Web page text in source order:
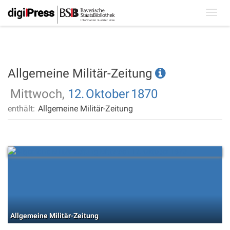
Allgemeine Militär-Zeitung
Mittwoch, 12.Oktober1870
enthält: Allgemeine Militär-Zeitung
Allgemeine Militär-Zeitung